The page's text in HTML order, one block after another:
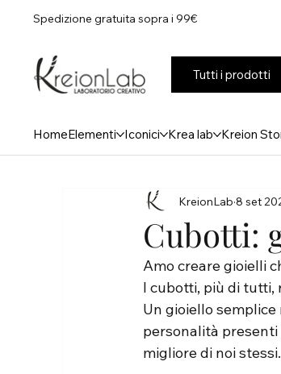
Spedizione gratuita sopra i 99€
Tutti i prodotti
HomeElementi Iconici Krea lab Kreion
Cubotti:
KreionLab 8 set
Amo creare gioielli
I cubotti, più di tutti,
Un gioiello
personalità presenti
migliore di noi stessi.